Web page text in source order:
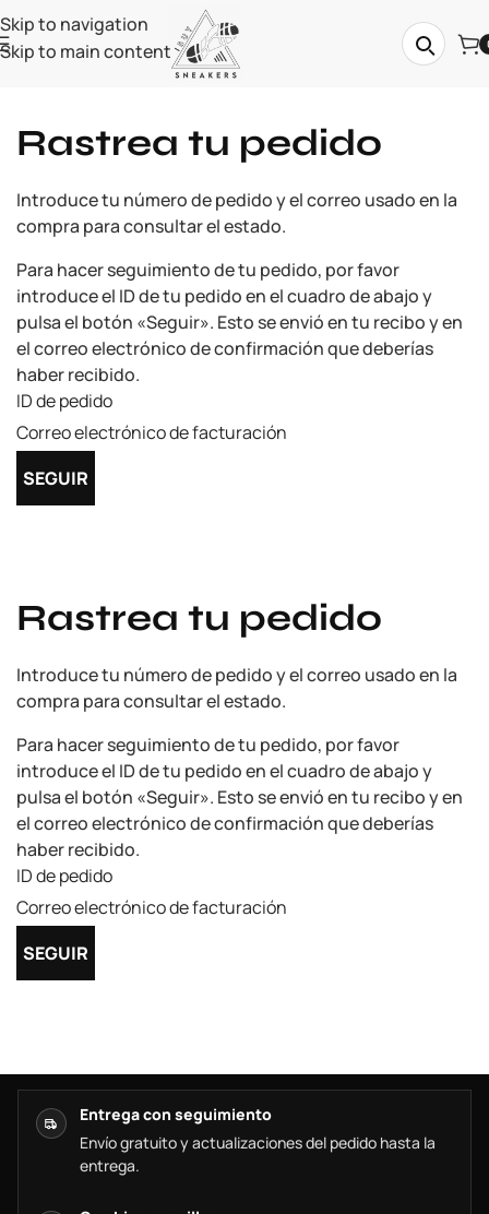
Skip to navigation
Skip to main content
Rastrea tu pedido
Introduce tu número de pedido y el correo usado en la
compra para consultar el estado.
Para hacer seguimiento de tu pedido, por favor
introduce el ID de tu pedido en el cuadro de abajo y
pulsa el botón «Seguir». Esto se envió en tu recibo y en
el correo electrónico de confirmación que deberías
haber recibido.
ID de pedido
Correo electrónico de facturación
SEGUIR
Rastrea tu pedido
Introduce tu número de pedido y el correo usado en la
compra para consultar el estado.
Para hacer seguimiento de tu pedido, por favor
introduce el ID de tu pedido en el cuadro de abajo y
pulsa el botón «Seguir». Esto se envió en tu recibo y en
el correo electrónico de confirmación que deberías
haber recibido.
ID de pedido
Correo electrónico de facturación
SEGUIR
Entrega con seguimiento
Envío gratuito y actualizaciones del pedido hasta la
entrega.